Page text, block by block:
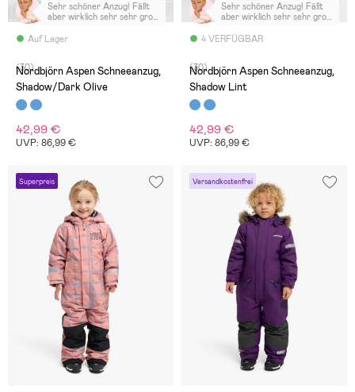
Auf Lager
Sehr schöner Anzug! Fällt
aber wirklich sehr sehr groß
(30)
Nordbjörn Aspen Schneeanzug,
Shadow/Dark Olive
42,99 €
UVP: 86,99 €
4 VERFÜGBAR
Sehr schöner Anzug! Fällt
aber wirklich sehr sehr groß
(30)
Nordbjörn Aspen Schneeanzug,
Shadow Lint
42,99 €
UVP: 86,99 €
Superpreis Versandkostenfrei